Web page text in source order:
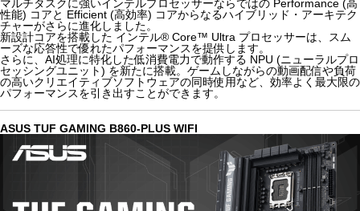
マルチタスクに強いインテルプロセッサーならではの Performance (高
性能) コアと Efficient (高効率) コアからなるハイブリッド・アーキテク
チャーがさらに進化しました。
新設計コアを搭載した インテル® Core™ Ultra プロセッサーは、スム
ーズな応答性で優れたパフォーマンスを提供します。
さらに、AI処理に特化した低消費電力で動作する NPU (ニューラルプロ
セッシングユニット) を新たに搭載。ゲームしながらの動画配信や負荷
の高いクリエイティブソフトウェアの同時使用など、効率よく最大限の
パフォーマンスを引き出すことができます。
ASUS TUF GAMING B860-PLUS WIFI